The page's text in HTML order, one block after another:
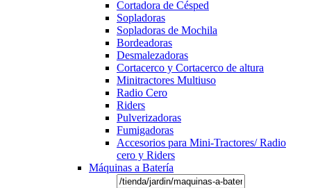
Cortadora de Césped
Sopladoras
Sopladoras de Mochila
Bordeadoras
Desmalezadoras
Cortacerco y Cortacerco de altura
Minitractores Multiuso
Radio Cero
Riders
Pulverizadoras
Fumigadoras
Accesorios para Mini-Tractores/ Radio
cero y Riders
Máquinas a Batería